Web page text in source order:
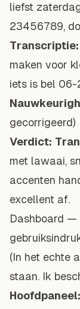
liefst
23456789,
Transcriptie:
maken voor
iets is bel
gecorrigeerd)
Verdict:
met lawaai,
accenten
excellent af.
Dashboard —
(In het echte
staan. Ik
Hoofdpaneel: